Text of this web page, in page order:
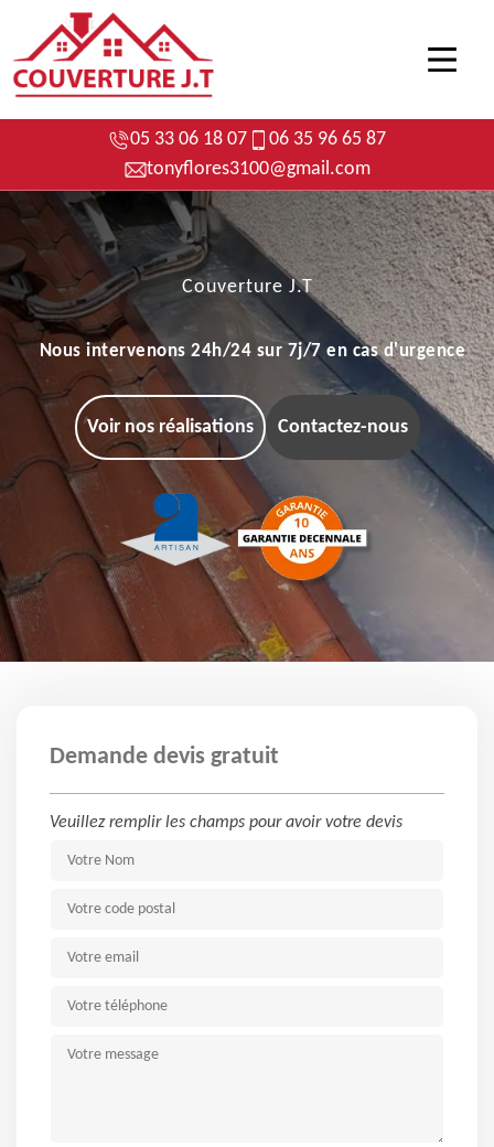
05 33 06 18 07
06 35 96 65 87
tonyflores3100@gmail.com
Couverture J.T
Nous intervenons 24h/24 sur 7j/7 en cas d'urgence
Voir nos réalisations Contactez-nous
Demande devis gratuit
Veuillez remplir les champs pour avoir votre devis